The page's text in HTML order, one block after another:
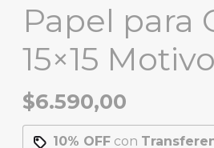
Papel para
15×15
$6.590,00
10% OFFcon